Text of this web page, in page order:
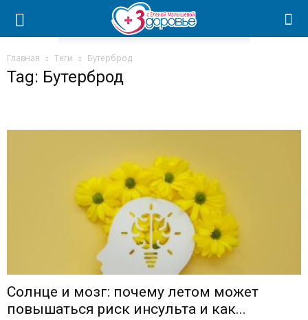
Главная Теги Бутерброд
Tag: Бутерброд
Солнце и мозг: почему летом может
повышаться риск инсульта и как...